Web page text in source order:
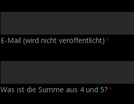
Pflichtfeld
E-Mail (wird nicht veröffentlicht)*
Was ist die Summe aus 4 und 5?*